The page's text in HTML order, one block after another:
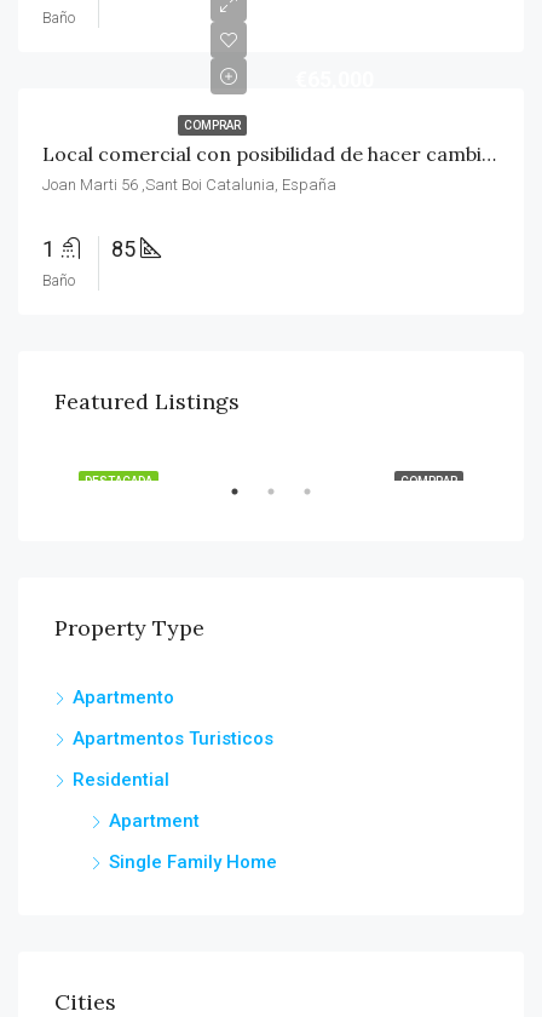
Baño
COMPRAR
Local comercial con posibilidad de hacer cambio de uso a vivienda
Joan Marti 56 ,Sant Boi Catalunia, España
1
Baño
85
Featured Listings
COMPRAR
DESTACADA
€520,000
Property Type
Apartmento
Apartmentos Turisticos
Residential
Apartment
Single Family Home
Cities